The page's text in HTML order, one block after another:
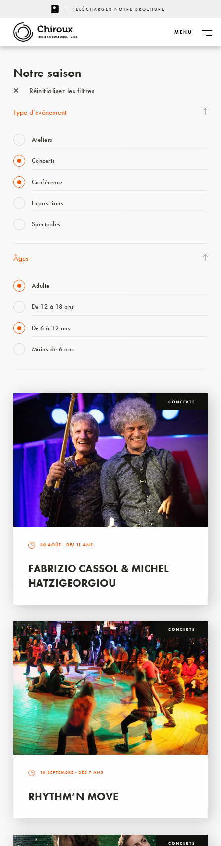
TÉLÉCHARGER NOTRE BROCHURE
CENTRE CULTUREL - LIÈGE
MENU
Notre saison
Réinitialiser les filtres
Type d’événement
Ateliers
Concerts
Conférence
Expositions
Spectacles
Âges
Adulte
De 12 à 18 ans
De 6 à 12 ans
Moins de 6 ans
CONCERTS
30 AOÛT - DÈS 11 ANS
FABRIZIO CASSOL & MICHEL
HATZIGEORGIOU
CONCERTS
10 SEPTEMBRE - DÈS 7 ANS
RHYTHM’N MOVE
CONCERTS